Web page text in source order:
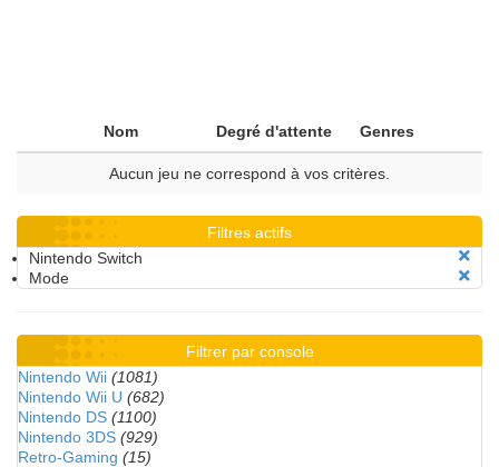
Nom Degré d'attente Genres
Aucun jeu ne correspond à vos critères.
Filtres actifs
Nintendo Switch
Mode
Filtrer par console
Nintendo Wii (1081)
Nintendo Wii U (682)
Nintendo DS (1100)
Nintendo 3DS (929)
Retro-Gaming (15)